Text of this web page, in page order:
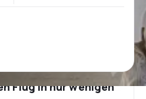
Flug in nur wenigen